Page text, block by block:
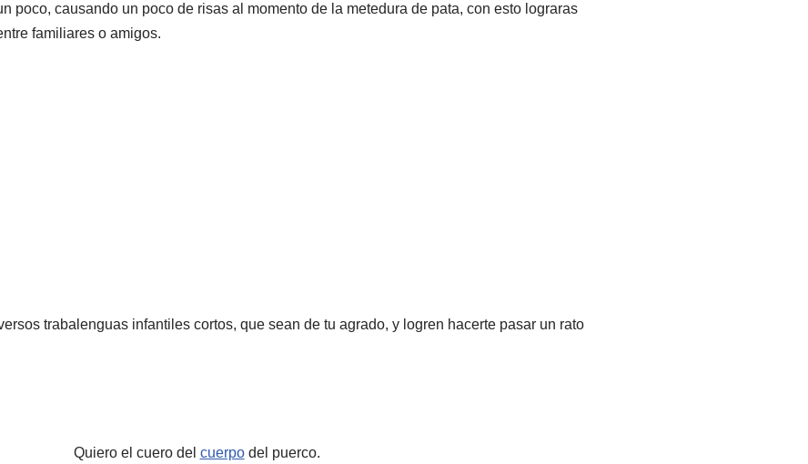
poco, causando un poco de risas al momento de la metedura de pata, con esto lograras
familiares o amigos.
trabalenguas infantiles cortos, que sean de tu agrado, y logren hacerte pasar un rato
Quiero el cuero del cuerpodel puerco.